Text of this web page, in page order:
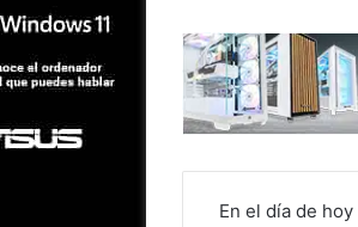
En el día de